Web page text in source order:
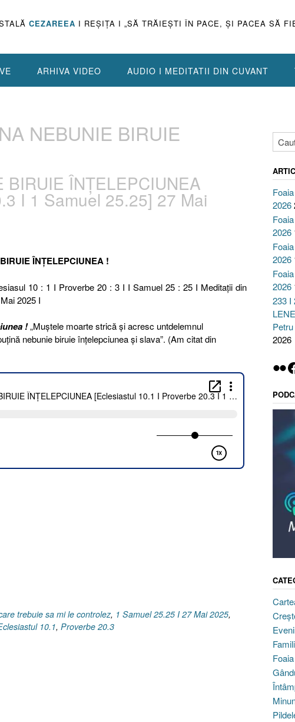
CEZAREEA I REŞIŢA I „SĂ TRĂIEŞTI ÎN PACE, ŞI PACEA SĂ
ARHIVA VIDEO AUDIO I MEDITATII DIN CUVANT
NEBUNIE BIRUIE
ÎNȚELEPCIUNEA
I 1 Samuel 25.25] 27 Mai
ÎNȚELEPCIUNEA !
10 : 1 I Proverbe 20 : 3 I I Samuel 25 : 25 I Meditaţii din
2025 I
!„Muştele moarte strică şi acresc untdelemnul
nebunie biruie înţelepciunea şi slava”. (Am citat din
trebuie sa mi le controlez, 1 Samuel 25.25 I 27 Mai 2025,
10.1, Proverbe 20.3
2026
2026
2026
2026
233 I
2026